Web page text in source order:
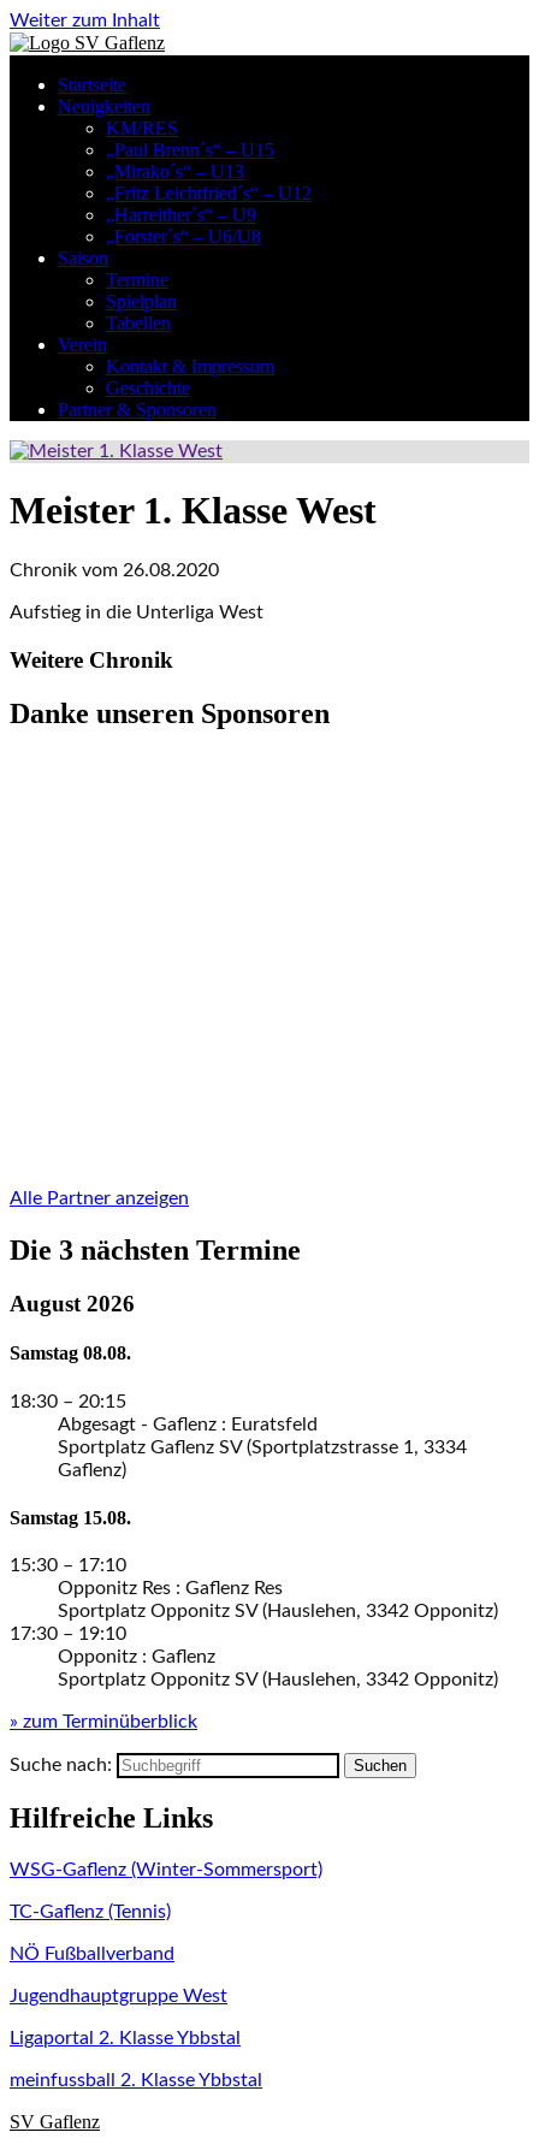
Weiter zum Inhalt
Startseite
Neuigkeiten
KM/RES
„Paul Brenn´s“ – U15
„Mirako´s“ – U13
„Fritz Leichtfried´s“ – U12
„Harreither´s“ – U9
„Forster´s“ – U6/U8
Saison
Termine
Spielplan
Tabellen
Verein
Kontakt & Impressum
Geschichte
Partner & Sponsoren
Meister 1. Klasse West
Chronik vom 26.08.2020
Aufstieg in die Unterliga West
Weitere Chronik
Danke unseren Sponsoren
Alle Partner anzeigen
Die 3 nächsten Termine
August 2026
Samstag 08.08.
18:30 – 20:15
Abgesagt - Gaflenz : Euratsfeld
Sportplatz Gaflenz SV (Sportplatzstrasse 1, 3334
Gaflenz)
Samstag 15.08.
15:30 – 17:10
Opponitz Res : Gaflenz Res
Sportplatz Opponitz SV (Hauslehen, 3342 Opponitz)
17:30 – 19:10
Opponitz : Gaflenz
Sportplatz Opponitz SV (Hauslehen, 3342 Opponitz)
» zum Terminüberblick
Suche nach:
Hilfreiche Links
WSG-Gaflenz (Winter-Sommersport)
TC-Gaflenz (Tennis)
NÖ Fußballverband
Jugendhauptgruppe West
Ligaportal 2. Klasse Ybbstal
meinfussball 2. Klasse Ybbstal
SV Gaflenz